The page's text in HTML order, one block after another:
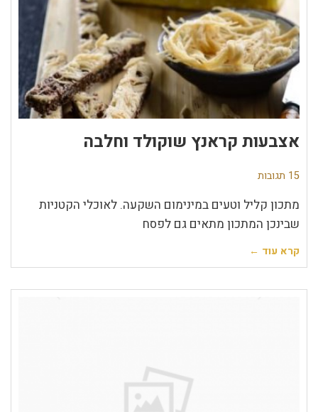
אצבעות קראנץ שוקולד וחלבה
15 תגובות
מתכון קליל וטעים במינימום השקעה. לאוכלי הקטניות
שבינכן המתכון מתאים גם לפסח
קרא עוד ←